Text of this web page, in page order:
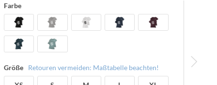
Farbe
Größe Retouren vermeiden: Maßtabelle beachten!